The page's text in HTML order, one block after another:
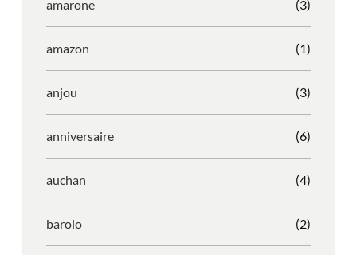
amarone (3)
amazon (1)
anjou (3)
anniversaire (6)
auchan (4)
barolo (2)